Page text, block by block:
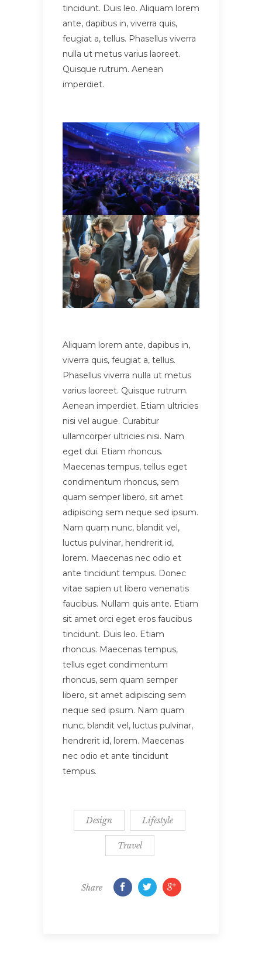
tincidunt. Duis leo. Aliquam lorem
ante, dapibus in, viverra quis,
feugiat a, tellus. Phasellus viverra
nulla ut metus varius laoreet.
Quisque rutrum. Aenean
imperdiet.
Aliquam lorem ante, dapibus in,
viverra quis, feugiat a, tellus.
Phasellus viverra nulla ut metus
varius laoreet. Quisque rutrum.
Aenean imperdiet. Etiam ultricies
nisi vel augue. Curabitur
ullamcorper ultricies nisi. Nam
eget dui. Etiam rhoncus.
Maecenas tempus, tellus eget
condimentum rhoncus, sem
quam semper libero, sit amet
adipiscing sem neque sed ipsum.
Nam quam nunc, blandit vel,
luctus pulvinar, hendrerit id,
lorem. Maecenas nec odio et
ante tincidunt tempus. Donec
vitae sapien ut libero venenatis
faucibus. Nullam quis ante. Etiam
sit amet orci eget eros faucibus
tincidunt. Duis leo. Etiam
rhoncus. Maecenas tempus,
tellus eget condimentum
rhoncus, sem quam semper
libero, sit amet adipiscing sem
neque sed ipsum. Nam quam
nunc, blandit vel, luctus pulvinar,
hendrerit id, lorem. Maecenas
nec odio et ante tincidunt
tempus.
Design Lifestyle
Travel
Share